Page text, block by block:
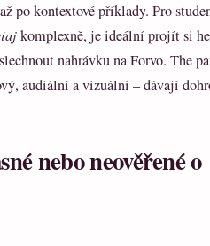
po kontextové příklady. Pro
komplexně, je ideální projít si
nahrávku na Forvo. The
audiální a vizuální – dávají
nebo neověřené o